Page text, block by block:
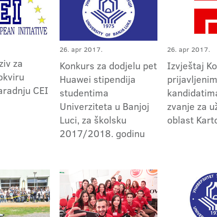
za
CEI
26. apr 2017.
Konkurs za dodjelu pet
Huawei stipendija
studentima
Univerziteta u Banjoj
Luci, za školsku
2017/2018. godinu
26. apr 2017.
Izvještaj
zvanje za
oblast